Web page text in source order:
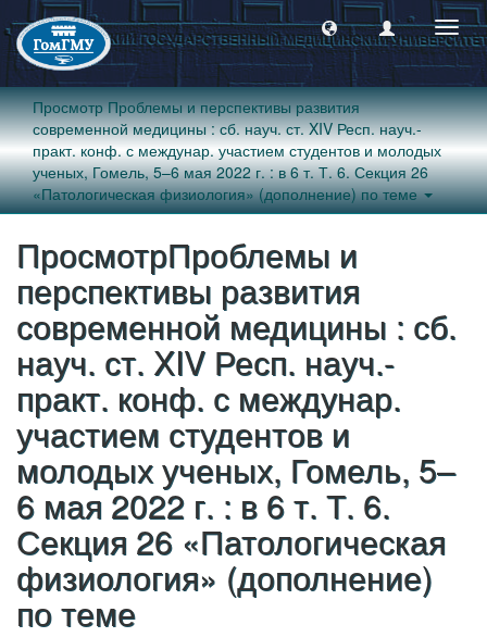
Просмотр Проблемы и перспективы развития
современной медицины : сб. науч. ст. XIV Респ. науч.-
практ. конф. с междунар. участием студентов и молодых
ученых, Гомель, 5–6 мая 2022 г. : в 6 т. Т. 6. Секция 26
«Патологическая физиология» (дополнение) по теме
ПросмотрПроблемы и
перспективы развития
современной медицины : сб.
науч. ст. XIV Респ. науч.-
практ. конф. с междунар.
участием студентов и
молодых ученых, Гомель, 5–
6 мая 2022 г. : в 6 т. Т. 6.
Секция 26 «Патологическая
физиология» (дополнение)
по теме